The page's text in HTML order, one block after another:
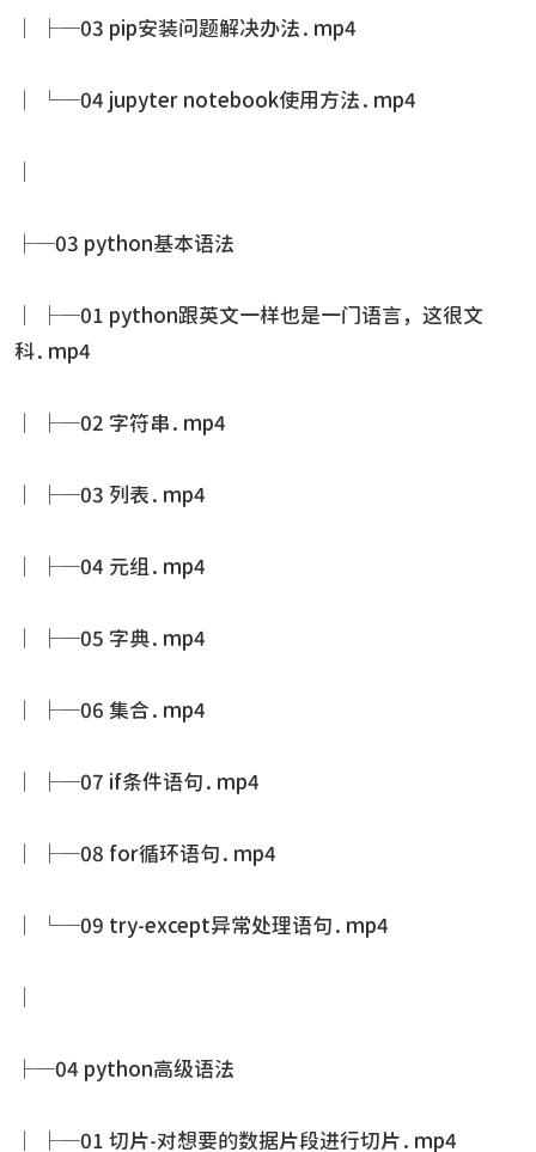
│ ├─03 pip安装问题解决办法.mp4
│ └─04 jupyter notebook使用方法.mp4
├─03 python基本语法
│ ├─01 python跟英文一样也是一门语言，这很文
科.mp4
│ ├─02 字符串.mp4
│ ├─03 列表.mp4
│ ├─04 元组.mp4
│ ├─05 字典.mp4
│ ├─06 集合.mp4
│ ├─07 if条件语句.mp4
│ ├─08 for循环语句.mp4
│ └─09 try-except异常处理语句.mp4
├─04 python高级语法
│ ├─01 切片-对想要的数据片段进行切片.mp4